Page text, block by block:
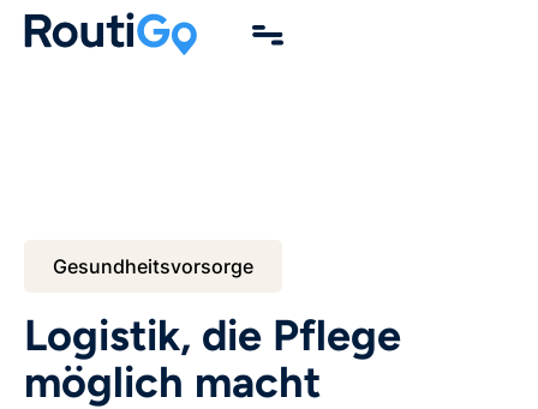
Gesundheitsvorsorge
Logistik, die Pflege
möglich macht